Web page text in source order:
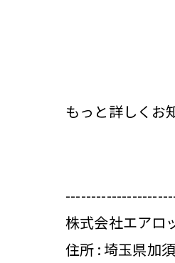
もっと詳しくお
株式会社エアロ
住所 : 埼玉県加